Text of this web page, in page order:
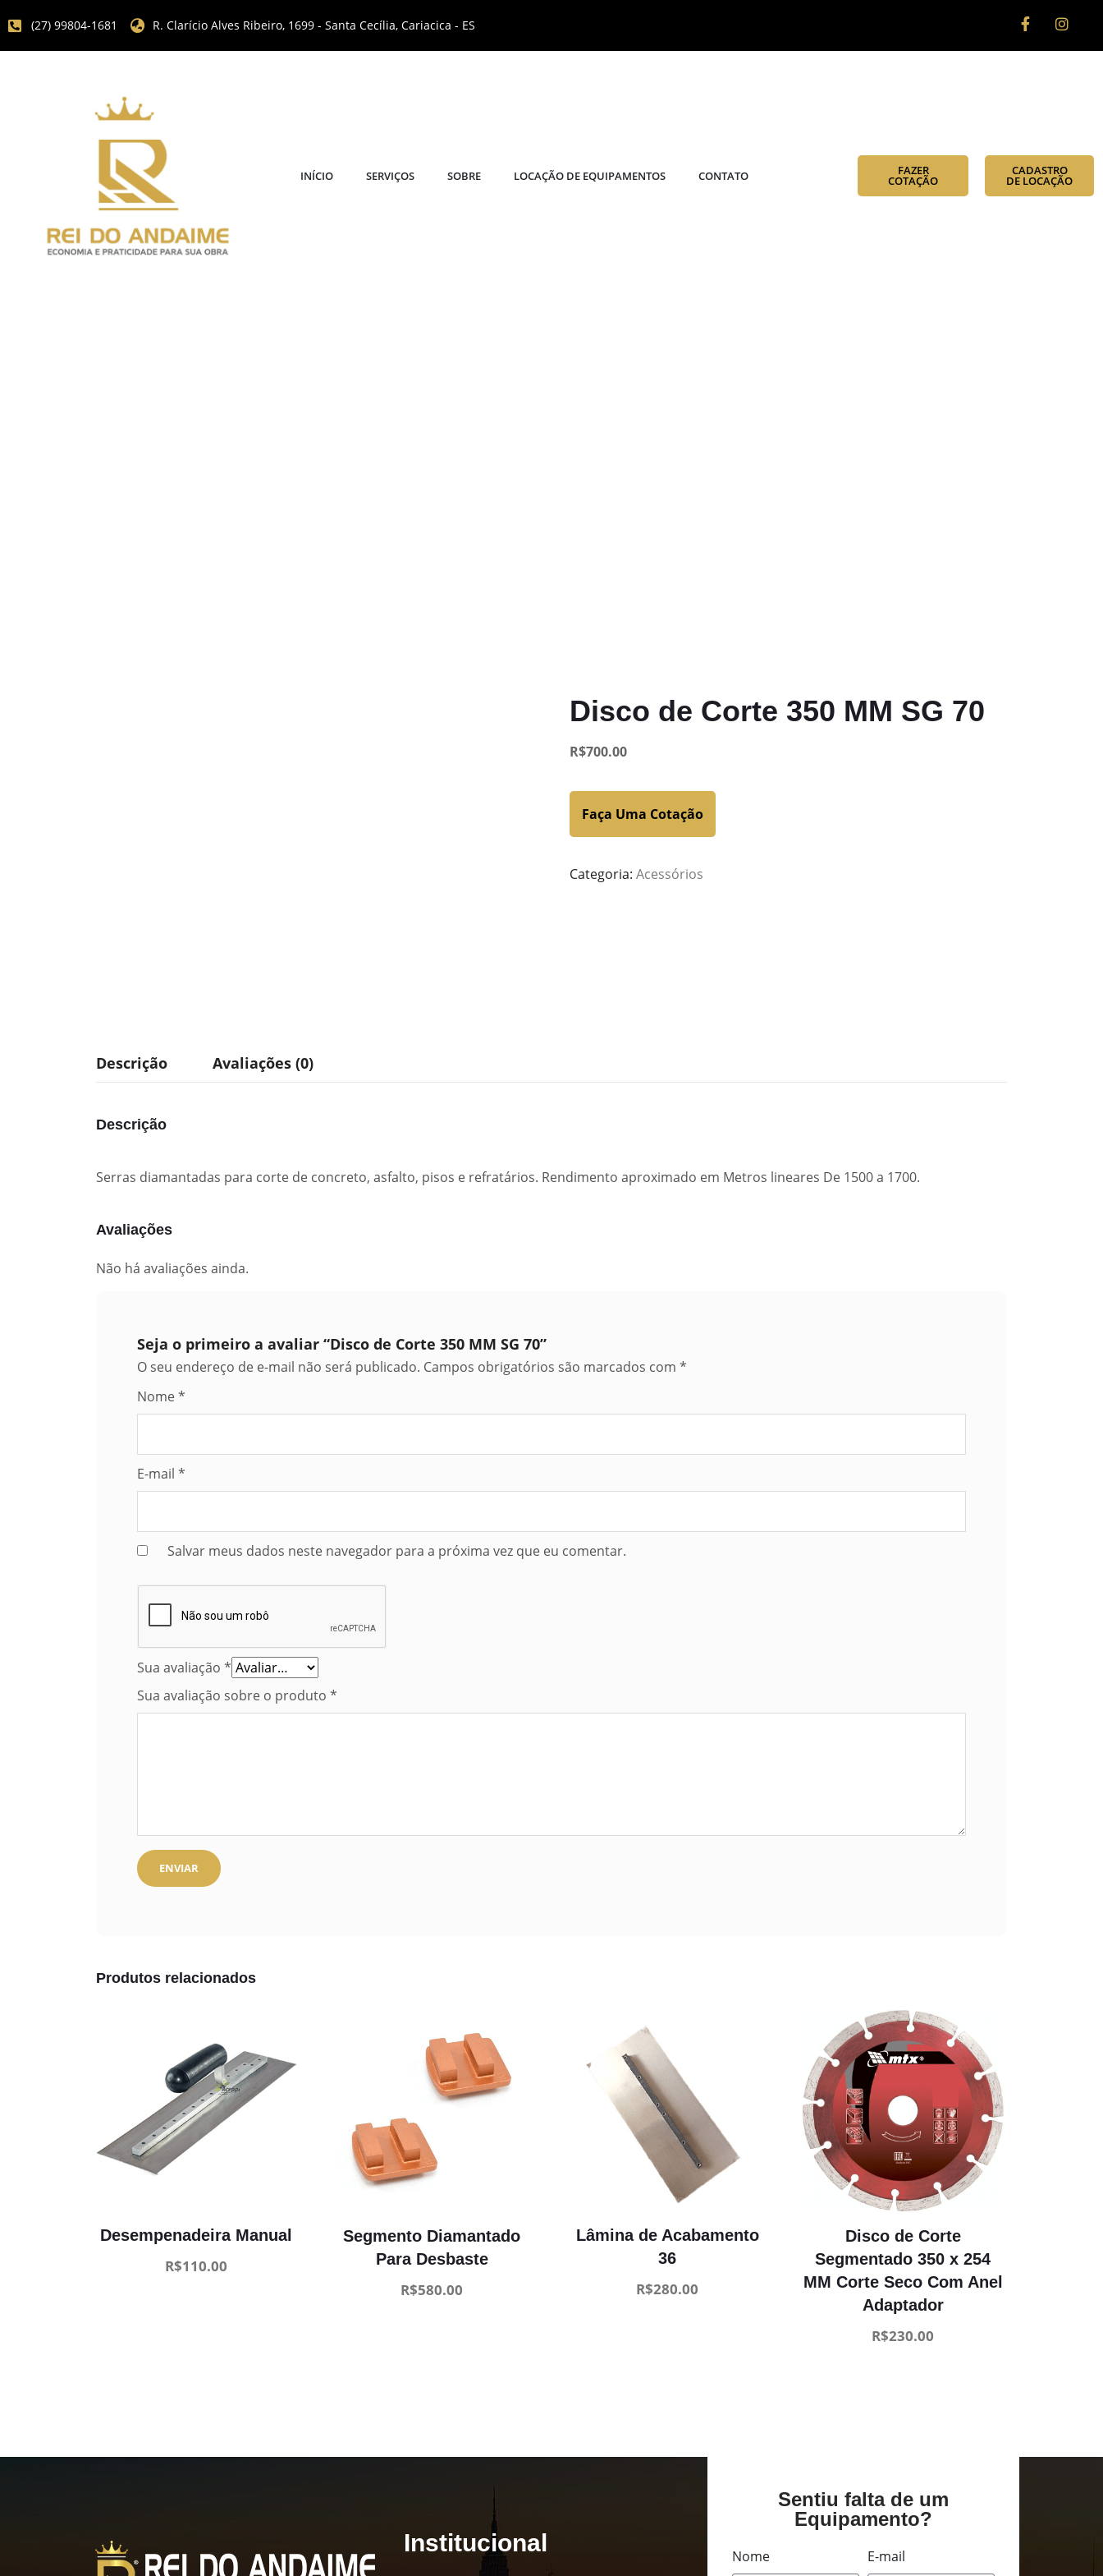
(27) 99804-1681 R. Clarício Alves Ribeiro, 1699 - Santa Cecília, Cariacica - ES
INÍCIO SERVIÇOS SOBRE LOCAÇÃO DE EQUIPAMENTOS CONTATO FAZER
COTAÇÃO
CADASTRO
DE LOCAÇÃO
Disco de Corte 350 MM SG 70
R$700.00
Faça Uma Cotação
Categoria:Acessórios
Descrição Avaliações (0)
Descrição
Serras diamantadas para corte de concreto, asfalto, pisos e refratários. Rendimento aproximado em Metros lineares De 1500 a 1700.
Avaliações
Não há avaliações ainda.
Seja o primeiro a avaliar “Disco de Corte 350 MM SG 70”
O seu endereço de e-mail não será publicado. Campos obrigatórios são marcados com *
Nome*
E-mail *
Salvar meus dados neste navegador para a próxima vez que eu comentar.
Sua avaliação *
Sua avaliação sobre o produto *
Produtos relacionados
Desempenadeira Manual
R$110.00
Segmento Diamantado
Para Desbaste
R$580.00
Lâmina de Acabamento
36
R$280.00
Disco de Corte
Segmentado 350 x 254
MM Corte Seco Com Anel
Adaptador
R$230.00
Institucional
Sentiu falta de um
Equipamento?
Nome E-mail